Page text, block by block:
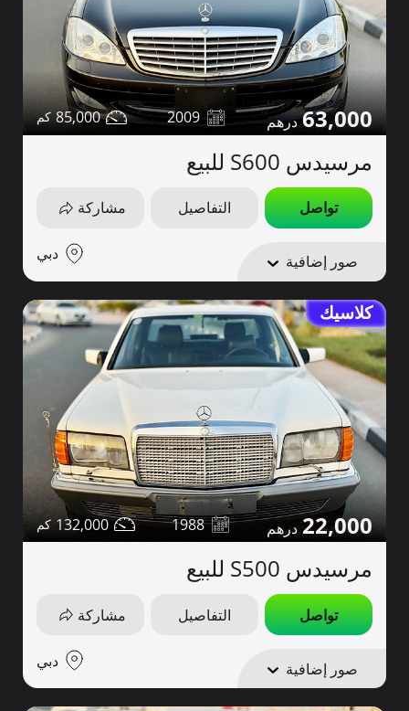
63,000
2009
85,000
مرسيدس S600 للبيع
تواصل التفاصيل مشاركة
صور إضافية دبي
كلاسيك
22,000
1988
132,000
مرسيدس S500 للبيع
تواصل التفاصيل مشاركة
صور إضافية دبي